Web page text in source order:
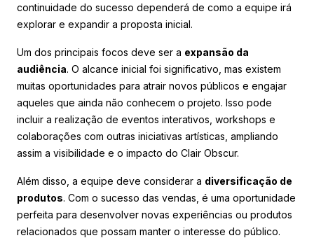
continuidade do sucesso dependerá de como a equipe irá
explorar e expandir a proposta inicial.
Um dos principais focos deve ser a expansão da
audiência. O alcance inicial foi significativo, mas existem
muitas oportunidades para atrair novos públicos e engajar
aqueles que ainda não conhecem o projeto. Isso pode
incluir a realização de eventos interativos, workshops e
colaborações com outras iniciativas artísticas, ampliando
assim a visibilidade e o impacto do Clair Obscur.
Além disso, a equipe deve considerar a diversificação de
produtos. Com o sucesso das vendas, é uma oportunidade
perfeita para desenvolver novas experiências ou produtos
relacionados que possam manter o interesse do público.